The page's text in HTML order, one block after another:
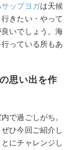
サップヨガは天候
きたい・やって
いでしょう。海
っている所もあ
思い出を作
で過ごしがち。
ひ今回ご紹介し
にチャレンジし